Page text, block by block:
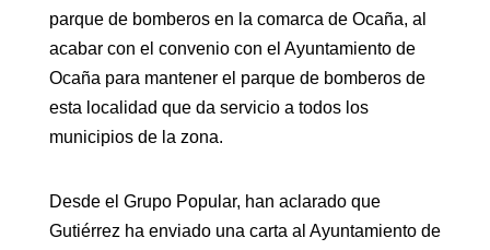
parque de bomberos en la comarca de Ocaña, al
acabar con el convenio con el Ayuntamiento de
Ocaña para mantener el parque de bomberos de
esta localidad que da servicio a todos los
municipios de la zona.
Desde el Grupo Popular, han aclarado que
Gutiérrez ha enviado una carta al Ayuntamiento de